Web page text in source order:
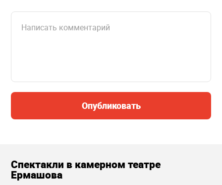
Опубликовать
Спектакли в камерном театре
Ермашова